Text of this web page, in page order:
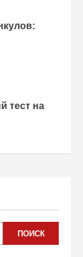
тест на
ПОИСК